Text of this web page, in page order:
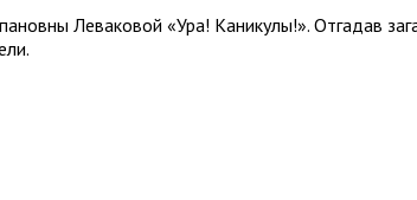
Леваковой «Ура! Каникулы!». Отгадав